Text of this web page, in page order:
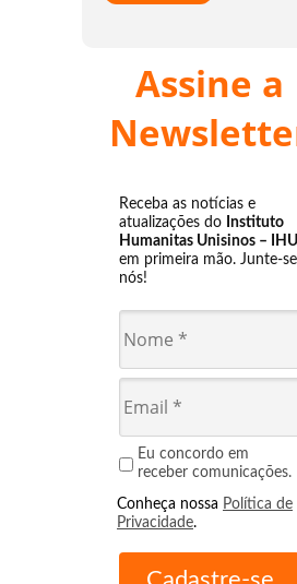
Assine a
Receba as notícias e
atualizações do Instituto
Humanitas Unisinos – IHU
em primeira mão. Junte-
nós!
Eu concordo em
receber comunicações.
Conheça nossa Política de
Privacidade.